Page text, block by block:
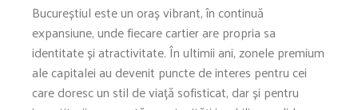
Bucureștiul este un oraș vibrant, în continuă
expansiune, unde fiecare cartier are propria sa
identitate și atractivitate. În ultimii ani, zonele premium
ale capitalei au devenit puncte de interes pentru cei
care doresc un stil de viață sofisticat, dar și pentru